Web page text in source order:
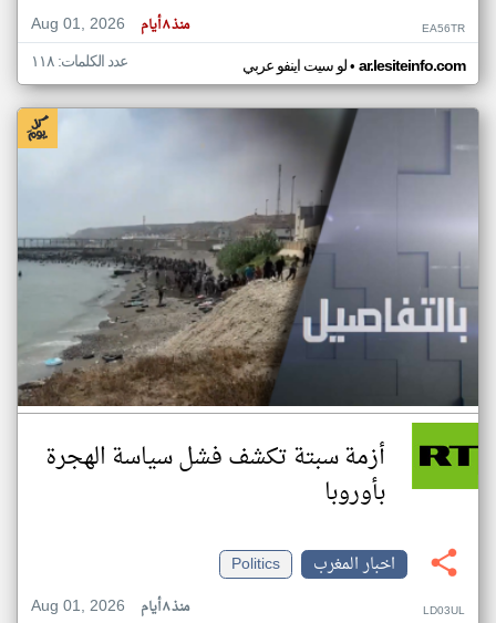
Aug 01, 2026
منذ ٨ أيام EA56TR
لو سيت اينفو عربي• ar.lesiteinfo.com عدد الكلمات: ١١٨
أزمة سبتة تكشف فشل سياسة الهجرة
بأوروبا
اخبار المغرب
Politics
Aug 01, 2026
منذ ٨ أيام LD03UL